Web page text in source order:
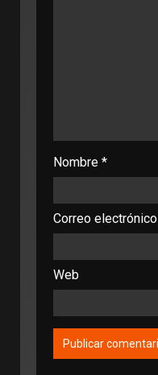
Nombre *
Correo electrónico
Web